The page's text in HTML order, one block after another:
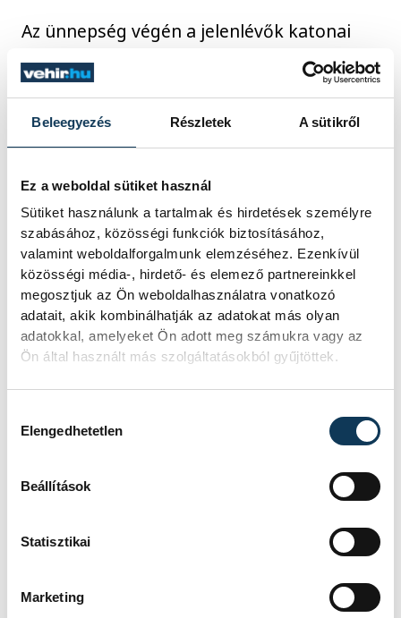
Beleegyezés Részletek A sütikről
Ez a weboldal sütiket használ
Sütiket használunk a tartalmak és hirdetések személyre
szabásához, közösségi funkciók biztosításához,
valamint weboldalforgalmunk elemzéséhez. Ezenkívül
közösségi média-, hirdető- és elemező partnereinkkel
megosztjuk az Ön weboldalhasználatra vonatkozó
adatait, akik kombinálhatják az adatokat más olyan
adatokkal, amelyeket Ön adott meg számukra vagy az
Ön által használt más szolgáltatásokból gyűjtöttek.
Elengedhetetlen
Beállítások
Statisztikai
Marketing
Az ünnepség végén a jelenlévők katonai
díszőrség mellett megkoszorúzták az
emlékművet, többek közt koszorút
helyezett el Hegedűs Barbara,
közélet
megemlékezés
katonaság
Veterán Repülők és Ejtőernyősök Veszprémi
Egyesülete
SZERZŐ FOTÓS
Szalai
Csaba